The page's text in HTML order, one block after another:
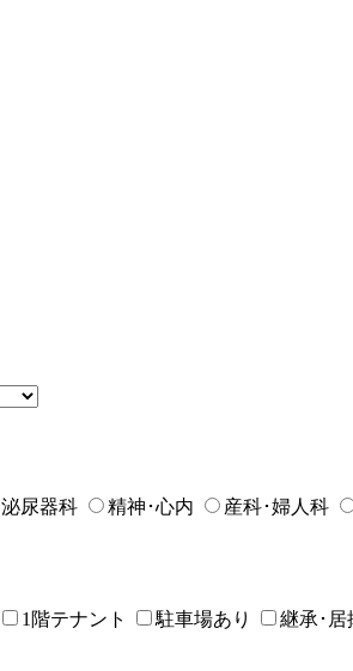
泌尿器科 精神･心内 産科･婦人科
1階テナント 駐車場あり 継承･居